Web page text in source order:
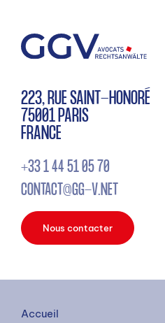
223, RUE SAINT-HONORÉ
75001 PARIS
FRANCE
+33 1 44 51 05 70
CONTACT@GG-V.NET
Nous contacter
Accueil